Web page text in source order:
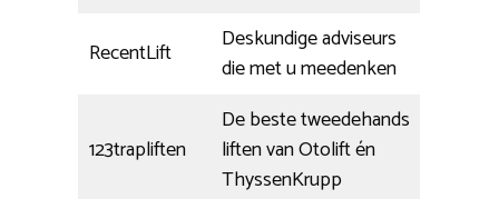
RecentLift
Deskundige adviseurs
die met u meedenken
123trapliften
De beste tweedehands
liften van Otolift én
ThyssenKrupp